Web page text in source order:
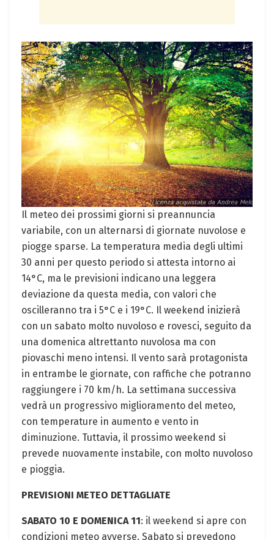
Il meteo dei prossimi giorni si preannuncia
variabile, con un alternarsi di giornate nuvolose e
piogge sparse. La temperatura media degli ultimi
30 anni per questo periodo si attesta intorno ai
14°C, ma le previsioni indicano una leggera
deviazione da questa media, con valori che
oscilleranno tra i 5°C e i 19°C. Il weekend inizierà
con un sabato molto nuvoloso e rovesci, seguito da
una domenica altrettanto nuvolosa ma con
piovaschi meno intensi. Il vento sarà protagonista
in entrambe le giornate, con raffiche che potranno
raggiungere i 70 km/h. La settimana successiva
vedrà un progressivo miglioramento del meteo,
con temperature in aumento e vento in
diminuzione. Tuttavia, il prossimo weekend si
prevede nuovamente instabile, con molto nuvoloso
e pioggia.
PREVISIONI METEO DETTAGLIATE
SABATO 10 E DOMENICA 11: il weekend si apre con
condizioni meteo avverse. Sabato si prevedono